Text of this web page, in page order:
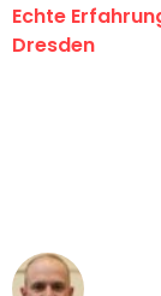
Echte
Dresden